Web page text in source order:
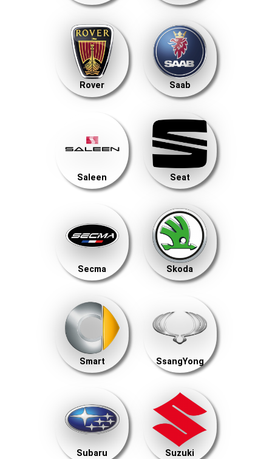
Rover Saab
Saleen Seat
Secma Skoda
Smart SsangYong
Subaru Suzuki